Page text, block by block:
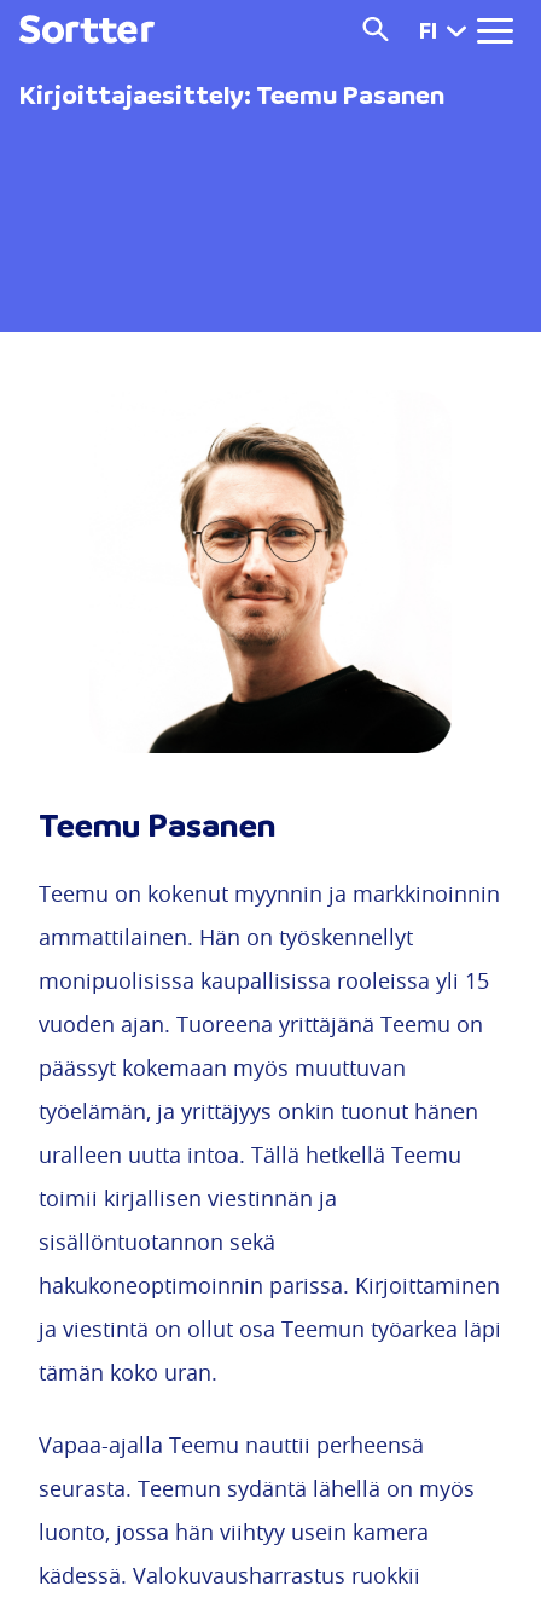
FI
Kirjoittajaesittely: Teemu Pasanen
Teemu Pasanen
Teemu on kokenut myynnin ja markkinoinnin
ammattilainen. Hän on työskennellyt
monipuolisissa kaupallisissa rooleissa yli 15
vuoden ajan. Tuoreena yrittäjänä Teemu on
päässyt kokemaan myös muuttuvan
työelämän, ja yrittäjyys onkin tuonut hänen
uralleen uutta intoa. Tällä hetkellä Teemu
toimii kirjallisen viestinnän ja
sisällöntuotannon sekä
hakukoneoptimoinnin parissa. Kirjoittaminen
ja viestintä on ollut osa Teemun työarkea läpi
tämän koko uran.
Vapaa-ajalla Teemu nauttii perheensä
seurasta. Teemun sydäntä lähellä on myös
luonto, jossa hän viihtyy usein kamera
kädessä. Valokuvausharrastus ruokkii